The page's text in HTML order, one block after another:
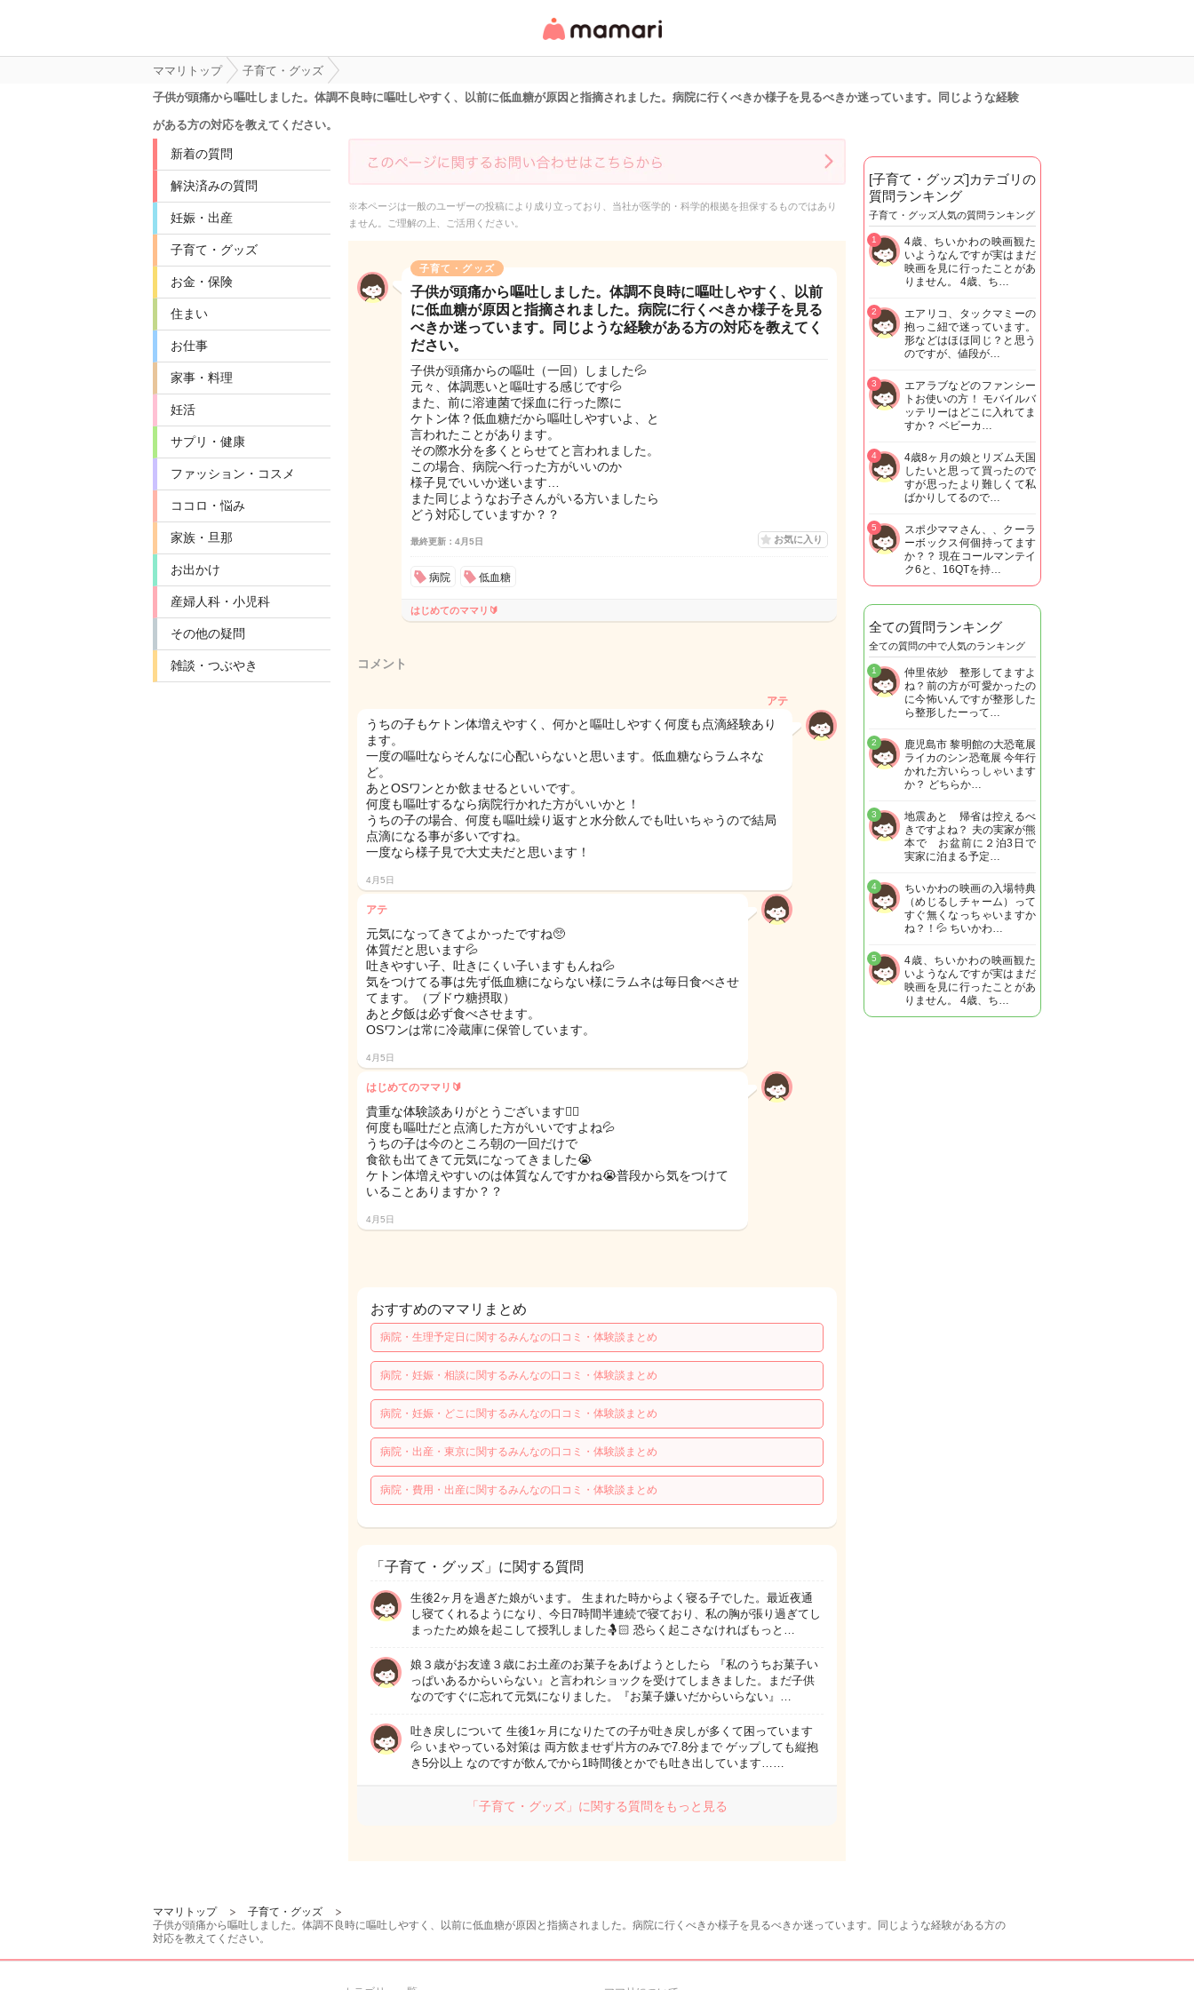
リ・情報サイト
ママリトップ
子育て・グッズ
子供が頭痛から嘔吐しました。体調不良時に嘔吐しやすく、以前に低血糖が原因と指摘されました。病院に行くべきか様子を見るべきか迷っています。同じような経験
がある方の対応を教えてください。
新着の質問
解決済みの質問
妊娠・出産
子育て・グッズ
お金・保険
住まい
お仕事
家事・料理
妊活
サプリ・健康
ファッション・コスメ
ココロ・悩み
家族・旦那
お出かけ
産婦人科・小児科
その他の疑問
雑談・つぶやき
※本ページは一般のユーザーの投稿により成り立っており、当社が医学的・科学的根拠を担保するものではあり
ません。ご理解の上、ご活用ください。
子育て・グッズ
子供が頭痛から嘔吐しました。体調不良時に嘔吐しやすく、以前
に低血糖が原因と指摘されました。病院に行くべきか様子を見る
べきか迷っています。同じような経験がある方の対応を教えてく
ださい。
子供が頭痛からの嘔吐（一回）しました💦
元々、体調悪いと嘔吐する感じです💦
また、前に溶連菌で採血に行った際に
ケトン体？低血糖だから嘔吐しやすいよ、と
言われたことがあります。
その際水分を多くとらせてと言われました。
この場合、病院へ行った方がいいのか
様子見でいいか迷います…
また同じようなお子さんがいる方いましたら
どう対応していますか？？
最終更新：4月5日 お気に入り
病院 低血糖
はじめてのママリ🔰
コメント
アテ
うちの子もケトン体増えやすく、何かと嘔吐しやすく何度も点滴経験あり
ます。
一度の嘔吐ならそんなに心配いらないと思います。低血糖ならラムネな
ど。
あとOSワンとか飲ませるといいです。
何度も嘔吐するなら病院行かれた方がいいかと！
うちの子の場合、何度も嘔吐繰り返すと水分飲んでも吐いちゃうので結局
点滴になる事が多いですね。
一度なら様子見で大丈夫だと思います！
4月5日
アテ
元気になってきてよかったですね🥺
体質だと思います💦
吐きやすい子、吐きにくい子いますもんね💦
気をつけてる事は先ず低血糖にならない様にラムネは毎日食べさせ
てます。（ブドウ糖摂取）
あと夕飯は必ず食べさせます。
OSワンは常に冷蔵庫に保管しています。
4月5日
はじめてのママリ🔰
貴重な体験談ありがとうございます🙇‍♀️
何度も嘔吐だと点滴した方がいいですよね💦
うちの子は今のところ朝の一回だけで
食欲も出てきて元気になってきました😭
ケトン体増えやすいのは体質なんですかね😭普段から気をつけて
いることありますか？？
4月5日
おすすめのママリまとめ
病院・生理予定日に関するみんなの口コミ・体験談まとめ
病院・妊娠・相談に関するみんなの口コミ・体験談まとめ
病院・妊娠・どこに関するみんなの口コミ・体験談まとめ
病院・出産・東京に関するみんなの口コミ・体験談まとめ
病院・費用・出産に関するみんなの口コミ・体験談まとめ
「子育て・グッズ」に関する質問
生後2ヶ月を過ぎた娘がいます。 生まれた時からよく寝る子でした。最近夜通
し寝てくれるようになり、今日7時間半連続で寝ており、私の胸が張り過ぎてし
まったため娘を起こして授乳しました🤱🏻 恐らく起こさなければもっと…
娘３歳がお友達３歳にお土産のお菓子をあげようとしたら 『私のうちお菓子い
っぱいあるからいらない』と言われショックを受けてしまきました。まだ子供
なのですぐに忘れて元気になりました。『お菓子嫌いだからいらない』…
吐き戻しについて 生後1ヶ月になりたての子が吐き戻しが多くて困っています
💦 いまやっている対策は 両方飲ませず片方のみで7.8分まで ゲップしても縦抱
き5分以上 なのですが飲んでから1時間後とかでも吐き出しています……
「子育て・グッズ」に関する質問をもっと見る
[子育て・グッズ]カテゴリの
質問ランキング
子育て・グッズ人気の質問ランキング
4歳、ちいかわの映画観た
いようなんですが実はまだ
映画を見に行ったことがあ
りません。 4歳、ち…
1
エアリコ、タックマミーの
抱っこ紐で迷っています。
形などはほほ同じ？と思う
のですが、値段が…
2
エアラブなどのファンシー
トお使いの方！ モバイルバ
ッテリーはどこに入れてま
すか？ ベビーカ…
3
4歳8ヶ月の娘とリズム天国
したいと思って買ったので
すが思ったより難しくて私
ばかりしてるので…
4
スポ少ママさん、、クーラ
ーボックス何個持ってます
か？？ 現在コールマンテイ
ク6と、16QTを持…
5
全ての質問ランキング
全ての質問の中で人気のランキング
仲里依紗 整形してますよ
ね？前の方が可愛かったの
に今怖いんですが整形した
ら整形したーって…
1
鹿児島市 黎明館の大恐竜展
ライカのシン恐竜展 今年行
かれた方いらっしゃいます
か？ どちらか…
2
地震あと 帰省は控えるべ
きですよね？ 夫の実家が熊
本で お盆前に２泊3日で
実家に泊まる予定…
3
ちいかわの映画の入場特典
（めじるしチャーム）って
すぐ無くなっちゃいますか
ね？！💦 ちいかわ…
4
4歳、ちいかわの映画観た
いようなんですが実はまだ
映画を見に行ったことがあ
りません。 4歳、ち…
5
ママリトップ
子育て・グッズ
子供が頭痛から嘔吐しました。体調不良時に嘔吐しやすく、以前に低血糖が原因と指摘されました。病院に行くべきか様子を見るべきか迷っています。同じような経験がある方の
対応を教えてください。